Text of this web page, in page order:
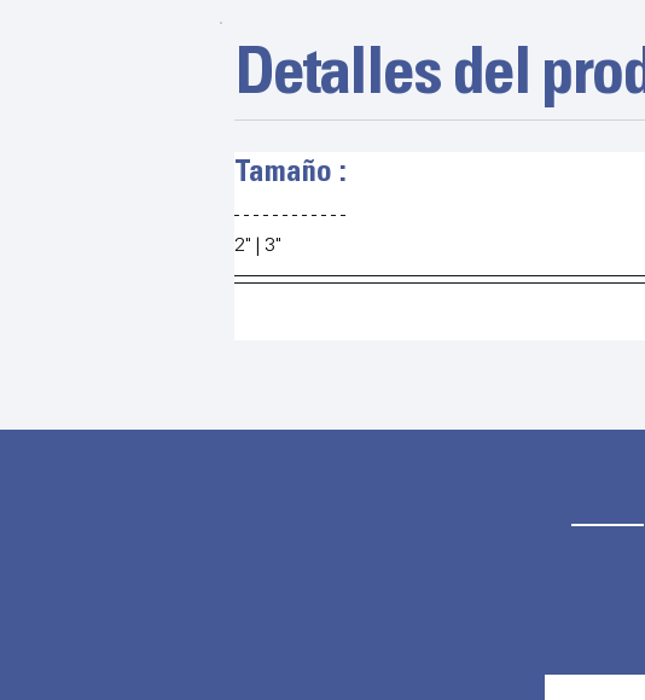
Detalles del
Tamaño :
2" | 3"